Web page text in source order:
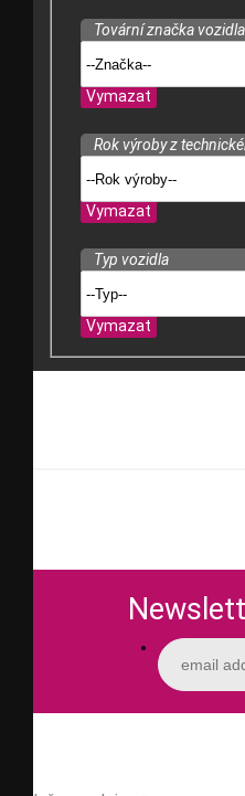
Tovární značka vozidla
Vymazat
Rok výroby z
Vymazat
Typ vozidla
Vymazat